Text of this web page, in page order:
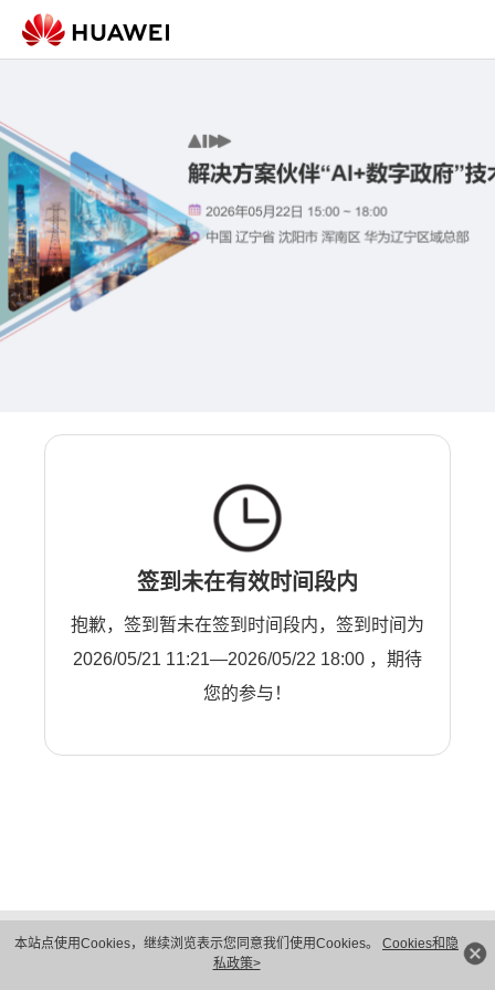
本站点使用Cookies，继续浏览表示您同意我们使用Cookies。 Cookies和隐
私政策>
签到未在有效时间段内
抱歉，签到暂未在签到时间段内，签到时间为
2026/05/21 11:21—2026/05/22 18:00 ，期待
您的参与！
隐私保护
法律声明